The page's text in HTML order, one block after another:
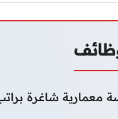
معمارية شاغرة